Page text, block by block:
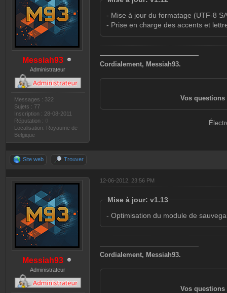
Messiah93
Administrateur
Messages : 322
Sujets : 77
Inscription : 28-08-2011
Réputation :
Localisation: Royaume de
Belgique
- Mise à jour du formatage (UTF-8
- Prise en charge des accents et
———————————————
Cordialement, Messiah93.
Vos questions
Site web Trouver
Messiah93
Administrateur
12-06-2012, 23:56 PM
Mise à jour: v1.13
- Optimisation du module de
———————————————
Cordialement, Messiah93.
Vos questions